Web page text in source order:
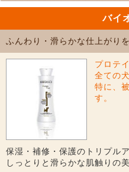
バイ
ふんわり・滑らかな仕上がり
プロテ
全ての
特に、
す。
保湿・補修・保護のトリプル
しっとりと滑らかな肌触りの